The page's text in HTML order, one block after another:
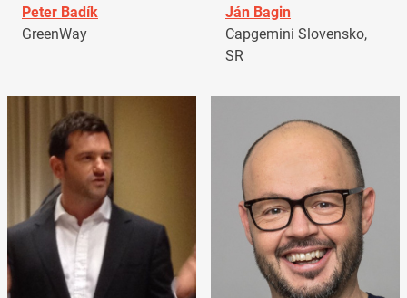
Peter Badík
GreenWay
Ján Bagin
Capgemini Slovensko,
SR